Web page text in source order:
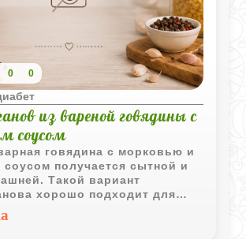
0 0
из вареной говядины с
соусом
говядина с морковью и
получается сытной и
Такой вариант
хорошо подходит для
или ужина.